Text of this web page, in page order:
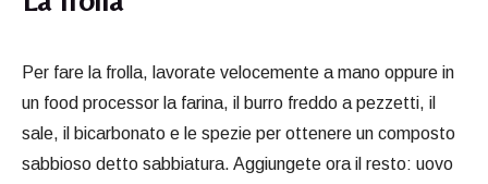
Per fare la frolla, lavorate velocemente a mano oppure in
un food processor la farina, il burro freddo a pezzetti, il
sale, il bicarbonato e le spezie per ottenere un composto
sabbioso detto sabbiatura. Aggiungete ora il resto: uovo